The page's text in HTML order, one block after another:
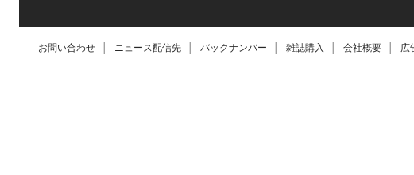
お問い合わせ ニュース配信先 バックナンバー 雑誌購入 会社概要 広